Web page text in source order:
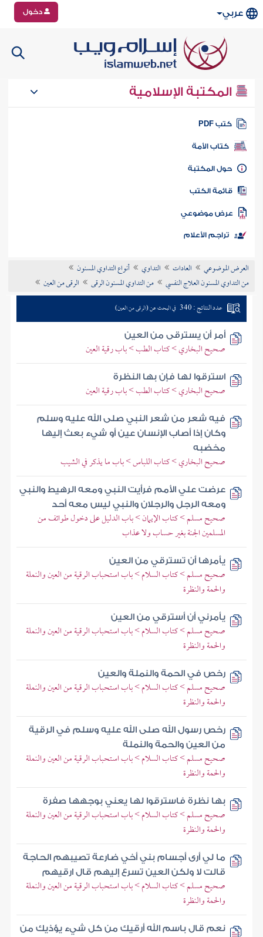
عربي دخول
المكتبة الإسلامية
كتب PDF
كتاب الأمة
المكتبة
الكتب
موضوعي
تراجم الأعلام
العرض الموضوعي العادات التداوي
أنواع التداوي المسنون
من التداوي المسنون العلاج النفسي
من التداوي المسنون الرقى الرقى من العين
عدد النتائج : 340 في البحث عن (الرقى من العين)
أمر أن يسترقى من العين
صحيح البخاري > كتاب الطب > باب رقية العين
استرقوا لها فإن بها النظرة
صحيح البخاري > كتاب الطب > باب رقية العين
فيه شعر من شعر النبي صلى الله عليه وسلم
وكان إذا أصاب الإنسان عين أو شيء بعث إليها
مخضبه
صحيح البخاري > كتاب اللباس > باب ما يذكر في الشيب
عرضت علي الأمم فرأيت النبي ومعه الرهيط والنبي
ومعه الرجل والرجلان والنبي ليس معه أحد
صحيح مسلم > كتاب الإيمان > باب الدليل على دخول طوائف من
المسلمين الجنة بغير حساب ولا عذاب
يأمرها أن تسترقي من العين
صحيح مسلم > كتاب السلام > باب استحباب الرقية من العين والنملة
والحمة والنظرة
يأمرني أن أسترقي من العين
صحيح مسلم > كتاب السلام > باب استحباب الرقية من العين والنملة
والحمة والنظرة
رخص في الحمة والنملة والعين
صحيح مسلم > كتاب السلام > باب استحباب الرقية من العين والنملة
والحمة والنظرة
رخص رسول الله صلى الله عليه وسلم في الرقية
من العين والحمة والنملة
صحيح مسلم > كتاب السلام > باب استحباب الرقية من العين والنملة
والحمة والنظرة
بها نظرة فاسترقوا لها يعني بوجهها صفرة
صحيح مسلم > كتاب السلام > باب استحباب الرقية من العين والنملة
والحمة والنظرة
ما لي أرى أجسام بني أخي ضارعة تصيبهم الحاجة
قالت لا ولكن العين تسرع إليهم قال ارقيهم
صحيح مسلم > كتاب السلام > باب استحباب الرقية من العين والنملة
والحمة والنظرة
نعم قال باسم الله أرقيك من كل شيء يؤذيك من